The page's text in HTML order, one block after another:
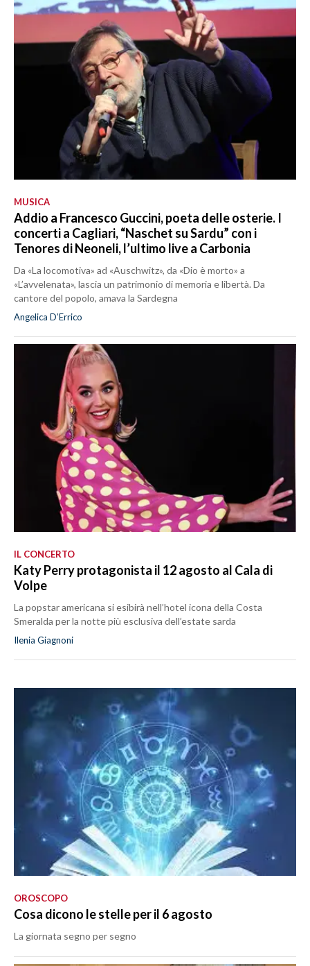
MUSICA
Addio a Francesco Guccini, poeta delle osterie. I
concerti a Cagliari, “Naschet su Sardu” con i
Tenores di Neoneli, l’ultimo live a Carbonia
Da «La locomotiva» ad «Auschwitz», da «Dio è morto» a
«L’avvelenata», lascia un patrimonio di memoria e libertà. Da
cantore del popolo, amava la Sardegna
Angelica D’Errico
IL CONCERTO
Katy Perry protagonista il 12 agosto al Cala di
Volpe
La popstar americana si esibirà nell’hotel icona della Costa
Smeralda per la notte più esclusiva dell’estate sarda
Ilenia Giagnoni
OROSCOPO
Cosa dicono le stelle per il 6 agosto
La giornata segno per segno